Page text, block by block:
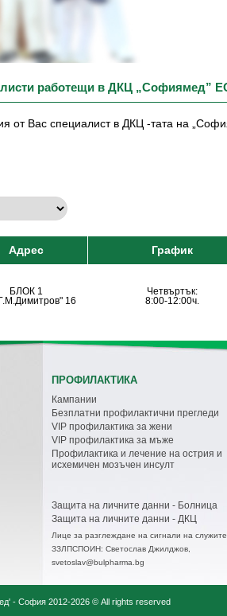
работещи в ДКЦ „Софиямед”
от Вас специалист в ДКЦ -тата на
Адрес График
БЛОК 1
16
Четвъртък:
8:00-12:00ч.
ПРОФИЛАКТИКА
Кампании
Безплатни профилактични прегледи
VIP профилактика за жени
VIP профилактика за мъже
Профилактика и лечение на острия и
исхемичен мозъчен инсулт
Защита на личните данни - Болница
Защита на личните данни - ДКЦ
Лице за разглеждане на сигнали на
ЗЗЛПСПОИН: Светослав Джилджов,
svetoslav@bulpharma.bg
- София2012-2026 © All rights reserved